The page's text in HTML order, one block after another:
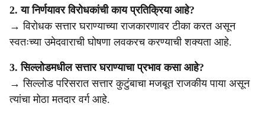
2. या निर्णयावर विरोधकांची काय प्रतिक्रिया आहे?
→ विरोधक सत्तार घराण्याच्या राजकारणावर टीका करत असून
स्वतःच्या उमेदवाराची घोषणा लवकरच करण्याची शक्यता आहे.
3. सिल्लोडमधील सत्तार घराण्याचा प्रभाव कसा आहे?
→ सिल्लोड परिसरात सत्तार कुटुंबाचा मजबूत राजकीय पाया असून
त्यांचा मोठा मतदार वर्ग आहे.